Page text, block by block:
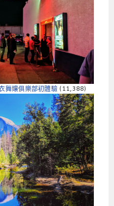
舞孃俱樂部初體驗 (11,388)